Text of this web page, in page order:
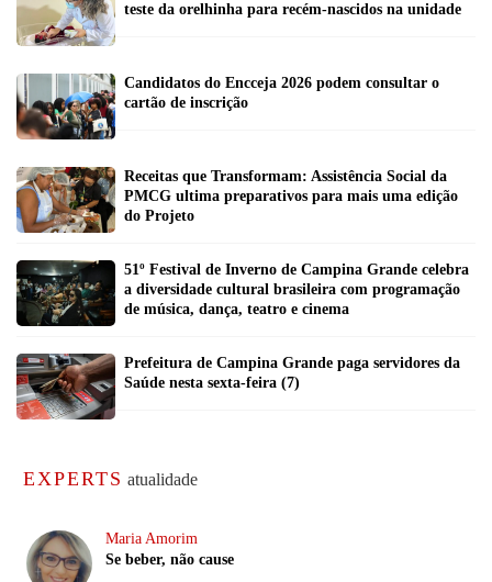
teste da orelhinha para recém-nascidos na unidade
Candidatos do Encceja 2026 podem consultar o
cartão de inscrição
Receitas que Transformam: Assistência Social da
PMCG ultima preparativos para mais uma edição
do Projeto
51º Festival de Inverno de Campina Grande celebra
a diversidade cultural brasileira com programação
de música, dança, teatro e cinema
Prefeitura de Campina Grande paga servidores da
Saúde nesta sexta-feira (7)
EXPERTS atualidade
Maria Amorim
Se beber, não cause